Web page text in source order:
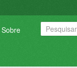
Sobre